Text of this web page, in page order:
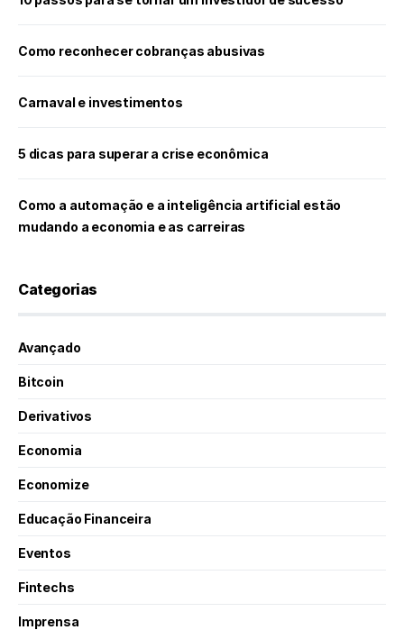
Como reconhecer cobranças abusivas
Carnaval e investimentos
5 dicas para superar a crise econômica
Como a automação e a inteligência artificial estão
mudando a economia e as carreiras
Categorias
Avançado
Bitcoin
Derivativos
Economia
Economize
Educação Financeira
Eventos
Fintechs
Imprensa